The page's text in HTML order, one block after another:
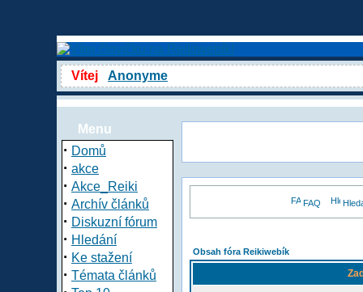
Vítej Anonyme
Menu
· Domů
· akce
· Akce_Reiki
· Archív článků
· Diskuzní fórum
· Hledání
· Ke stažení
· Témata článků
FAQ
Obsah fóra Reikiwebík